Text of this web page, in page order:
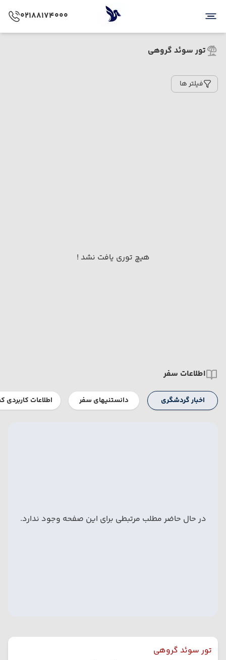
02188174000
تور سوئد گروهی
فیلتر ها
هیچ توری یافت نشد !
اطلاعات سفر
اخبار گردشگری دانستنیهای سفر اطلاعات کاربردی
در حال حاضر مطلب مرتبطی برای این صفحه وجود ندارد.
تور سوئد گروهی